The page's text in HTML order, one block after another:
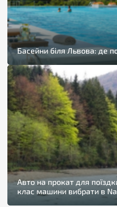
Басейни біля Львова: де
Авто на прокат для
клас машини вибрати в